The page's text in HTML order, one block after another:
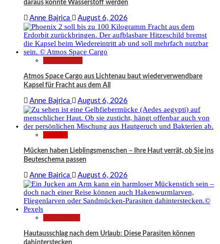
daraus könnte Wasserstoff werden
Anne Bajrica August 6, 2026
Atmos Space Cargo aus Lichtenau baut wiederverwendbare
Kapsel für Fracht aus dem All
Anne Bajrica August 6, 2026
Mücken haben Lieblingsmenschen – Ihre Haut verrät, ob Sie ins
Beuteschema passen
Anne Bajrica August 6, 2026
Hautausschlag nach dem Urlaub: Diese Parasiten können
dahinterstecken